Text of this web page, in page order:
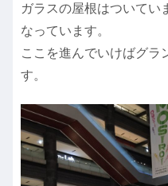
ガラスの屋根はついてい
なっています。
ここを進んでいけばグラ
す。